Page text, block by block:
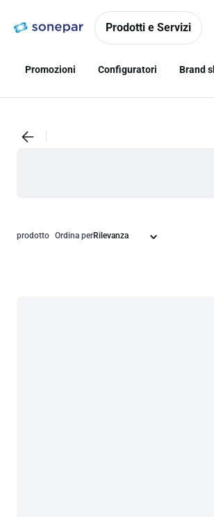
navigazionealla
Prodotti e Servizi
Promozioni Configuratori Brand
prodotto Ordina per